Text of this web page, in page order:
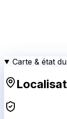
Carte & état